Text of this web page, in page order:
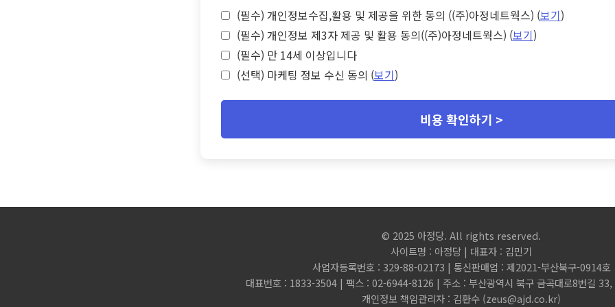
(필수) 개인정보수집,활용 및 제공을 위한 동의 ((주)아정네트웍스) (보기)
(필수) 개인정보 제3자 제공 및 활용 동의((주)아정네트웍스) (보기)
(필수) 만 14세 이상입니다
(선택) 마케팅 정보 수신 동의 (보기)
비용 확인하기 >
© 2025 아정당. All rights reserved.
사이트명 : 아정당 | 대표자 : 김민기
사업자등록번호 : 329-88-02173 | 통신판매업 : 제2021-부산북구-0914호
대표번호 : 1833-3504 | 팩스 : 02-6944-8126 | 주소 : 부산광역시 북구 금곡대로8번길 33,
개인정보 책임관리자 : 김환수 (zeus@ajd.co.kr)